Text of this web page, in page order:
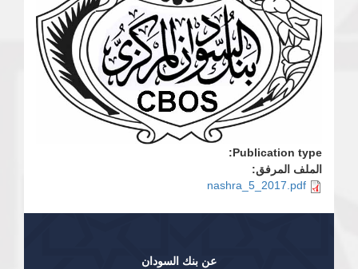
Publication type:
الملف المرفق:
nashra_5_2017.pdf
عن بنك السودان